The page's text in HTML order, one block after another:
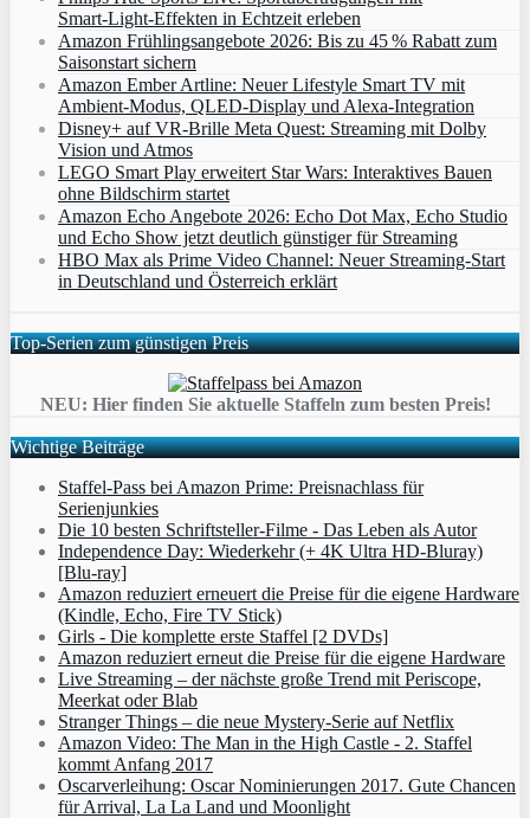
Smart‑Light‑Effekten in Echtzeit erleben
Amazon Frühlingsangebote 2026: Bis zu 45 % Rabatt zum
Saisonstart sichern
Amazon Ember Artline: Neuer Lifestyle Smart TV mit
Ambient‑Modus, QLED‑Display und Alexa‑Integration
Disney+ auf VR-Brille Meta Quest: Streaming mit Dolby
Vision und Atmos
LEGO Smart Play erweitert Star Wars: Interaktives Bauen
ohne Bildschirm startet
Amazon Echo Angebote 2026: Echo Dot Max, Echo Studio
und Echo Show jetzt deutlich günstiger für Streaming
HBO Max als Prime Video Channel: Neuer Streaming‑Start
in Deutschland und Österreich erklärt
Top-Serien zum günstigen Preis
NEU: Hier finden Sie aktuelle Staffeln zum besten Preis!
Wichtige Beiträge
Staffel-Pass bei Amazon Prime: Preisnachlass für
Serienjunkies
Die 10 besten Schriftsteller-Filme - Das Leben als Autor
Independence Day: Wiederkehr (+ 4K Ultra HD-Bluray)
[Blu-ray]
Amazon reduziert erneuert die Preise für die eigene Hardware
(Kindle, Echo, Fire TV Stick)
Girls - Die komplette erste Staffel [2 DVDs]
Amazon reduziert erneut die Preise für die eigene Hardware
Live Streaming – der nächste große Trend mit Periscope,
Meerkat oder Blab
Stranger Things – die neue Mystery-Serie auf Netflix
Amazon Video: The Man in the High Castle - 2. Staffel
kommt Anfang 2017
Oscarverleihung: Oscar Nominierungen 2017. Gute Chancen
für Arrival, La La Land und Moonlight